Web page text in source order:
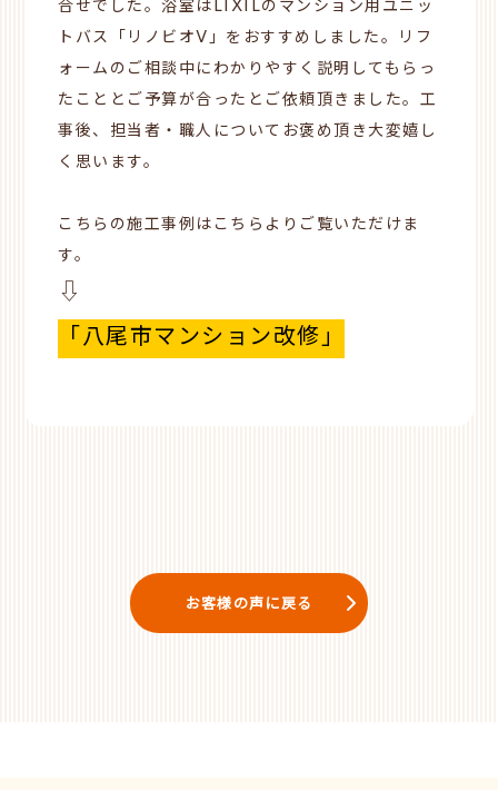
合せでした。浴室はLIXILのマンション用ユニッ
トバス「リノビオV」をおすすめしました。リフ
ォームのご相談中にわかりやすく説明してもらっ
たこととご予算が合ったとご依頼頂きました。工
事後、担当者・職人についてお褒め頂き大変嬉し
く思います。
こちらの施工事例はこちらよりご覧いただけま
す。
⇩
「八尾市マンション改修」
お客様の声に戻る